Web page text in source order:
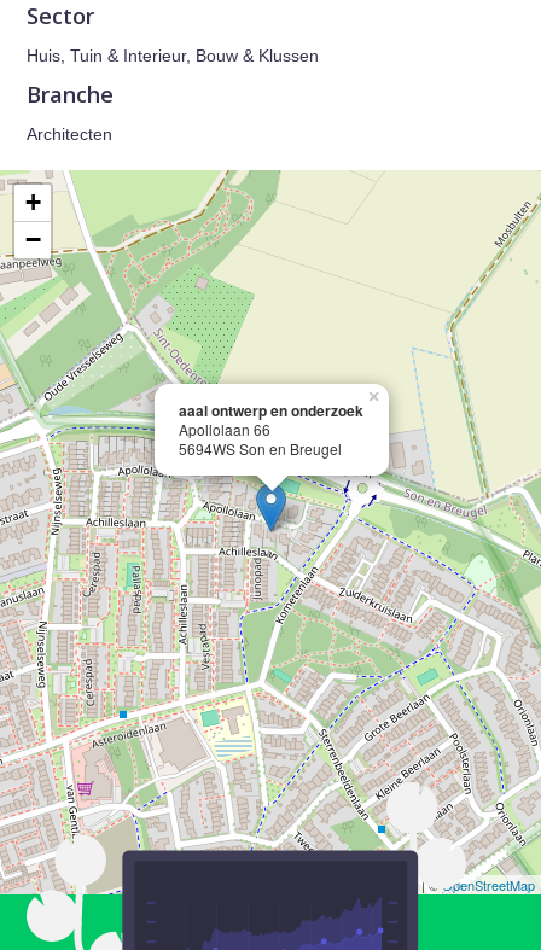
Sector
Huis, Tuin & Interieur, Bouw & Klussen
Branche
Architecten
aaal ontwerp en onderzoek
Apollolaan 66
5694WS Son en Breugel
×
+
−
| © OpenStreetMap